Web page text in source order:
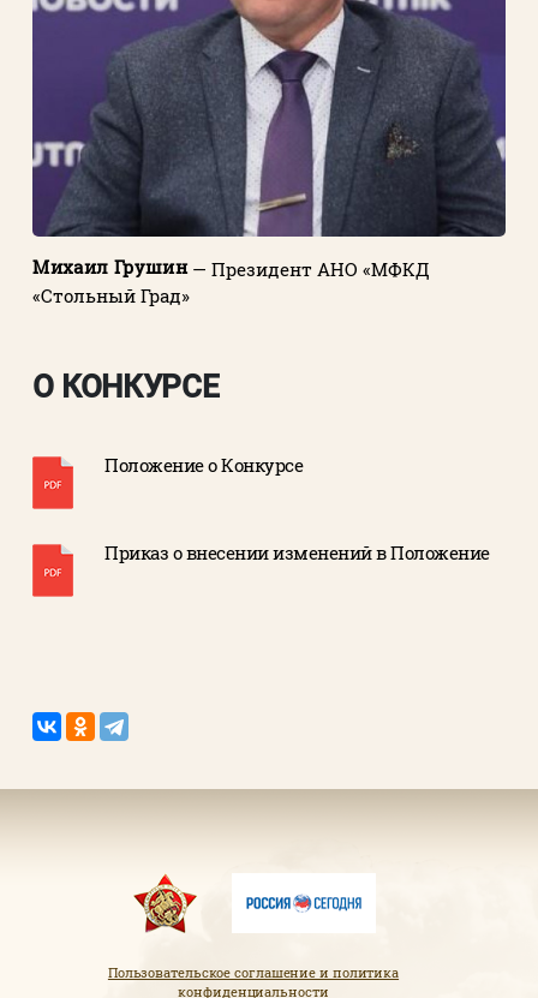
Михаил Грушин— Президент АНО «МФКД
«Стольный Град»
О КОНКУРСЕ
Положение о Конкурсе
Приказ о внесении изменений в Положение
Пользовательское соглашение и политика
конфиденциальности